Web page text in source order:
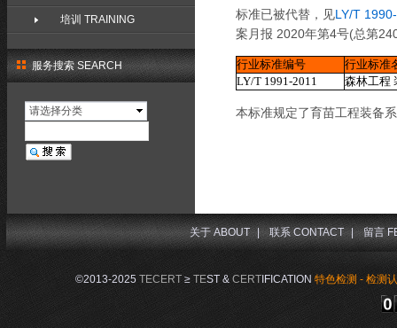
服务搜索 SEARCH
请选择分类
标准已被代替，见LY/T
案月报 2020年第4号(总第
行业标准编号
行业标准
LY/T 1991-2011
森林工程
本标准规定了育苗工程装备
培训 TRAINING
©2013-2025 TECERT≥ TEST & CERTIFICATION 特色检测 - 检测
关于 ABOUT | 联系 CONTACT | 留言